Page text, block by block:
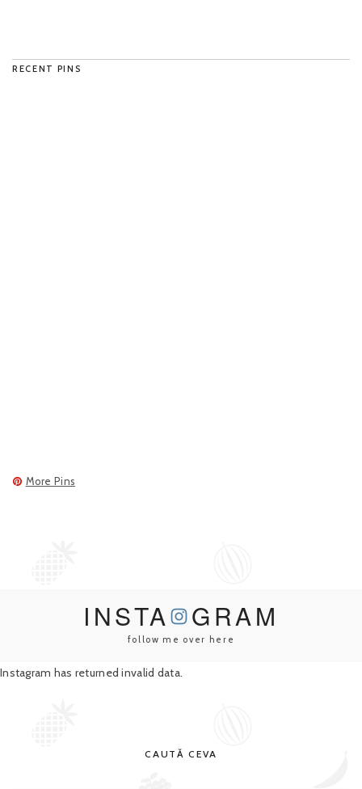
RECENT PINS
More Pins
INSTA GRAM
follow me over here
Instagram has returned invalid data.
CAUTĂ CEVA